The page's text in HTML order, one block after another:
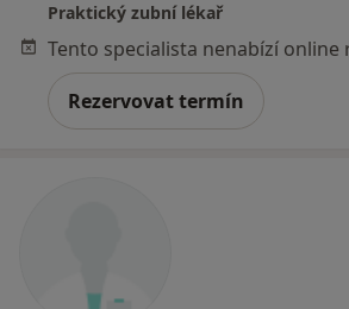
Praktický zubní lékař
Rezervovat termín